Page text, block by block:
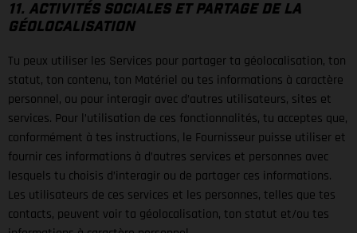
11. ACTIVITÉS SOCIALES ET PARTAGE DE LA
GÉOLOCALISATION
Tu peux utiliser les Services pour partager ta géolocalisation, ton
statut, ton contenu, ton Matériel ou tes informations à caractère
personnel, ou pour interagir avec d’autres utilisateurs, sites et
services. Pour l’utilisation de ces fonctionnalités, tu acceptes que,
conformément à tes instructions, le Fournisseur puisse utiliser et
fournir ces informations à d’autres services et personnes avec
lesquels tu choisis d’interagir ou de partager ces informations.
Les utilisateurs de ces services et les personnes, telles que tes
contacts, peuvent voir ta géolocalisation, ton statut et/ou tes